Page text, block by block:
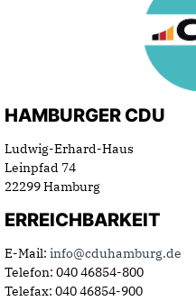
HAMBURGER CDU
Ludwig-Erhard-Haus
Leinpfad 74
22299 Hamburg
ERREICHBARKEIT
E-Mail: info@cduhamburg.de
Telefon: 040 46854-800
Telefax: 040 46854-900